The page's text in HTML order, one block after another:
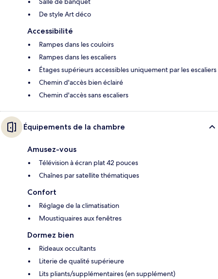
De style Art déco
Accessibilité
Rampes dans les couloirs
Rampes dans les escaliers
Étages supérieurs accessibles uniquement par les escaliers
Chemin d'accès bien éclairé
Chemin d'accès sans escaliers
Équipements de la chambre
Amusez-vous
Télévision à écran plat 42 pouces
Chaînes par satellite thématiques
Confort
Réglage de la climatisation
Moustiquaires aux fenêtres
Dormez bien
Rideaux occultants
Literie de qualité supérieure
Lits pliants/supplémentaires (en supplément)